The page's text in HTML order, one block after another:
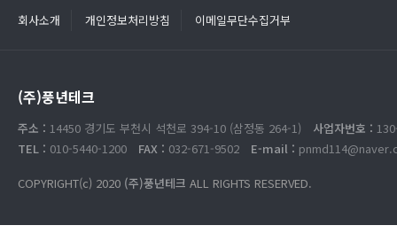
회사소개 개인정보처리방침 이메일무단수집거부
(주)풍년테크
주소 : 14450 경기도 부천시 석천로 394-10 (삼정동 264-1) 사업자번호 :
TEL : 010-5440-1200 FAX : 032-671-9502 E-mail :
COPYRIGHT(c) 2020 (주)풍년테크 ALL RIGHTS RESERVED.